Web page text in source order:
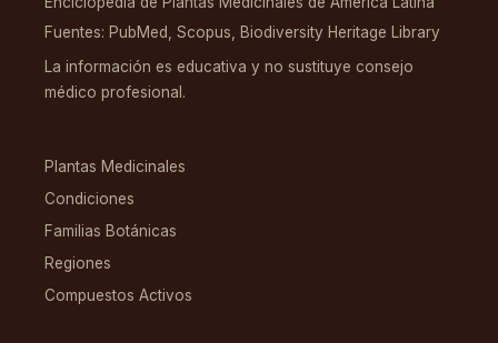
Fuentes: PubMed, Scopus, Biodiversity Heritage Library
La información es educativa y no sustituye consejo
médico profesional.
Plantas Medicinales
Condiciones
Familias Botánicas
Regiones
Compuestos Activos